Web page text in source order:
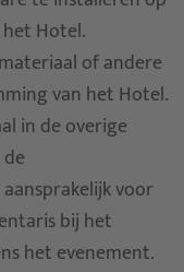
Hotel.
of andere
van het Hotel.
in de overige
voor
bij het
het evenement.